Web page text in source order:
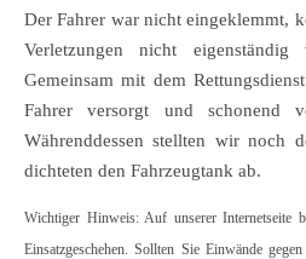
Der Fahrer war nicht eingeklemmt,
Verletzungen nicht eigenständig
Gemeinsam mit dem
Fahrer versorgt und schonend
Währenddessen stellten wir noch
dichteten den Fahrzeugtank ab.
Wichtiger Hinweis: Auf unserer Internetseite
Einsatzgeschehen. Sollten Sie Einwände